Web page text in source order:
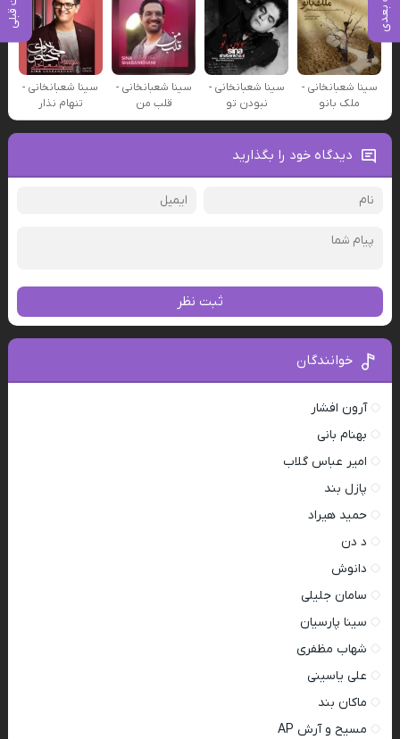
سینا شعبانخانی -
ملک بانو
سینا شعبانخانی -
نبودن تو
سینا شعبانخانی -
قلب من
سینا شعبانخانی -
تنهام نذار
دیدگاه خود را بگذارید
ثبت نظر
خوانندگان
آرون افشار
بهنام بانی
امیر عباس گلاب
پازل بند
حمید هیراد
د دن
دانوش
سامان جلیلی
سینا پارسیان
شهاب مظفری
علی یاسینی
ماکان بند
مسیح و آرش AP